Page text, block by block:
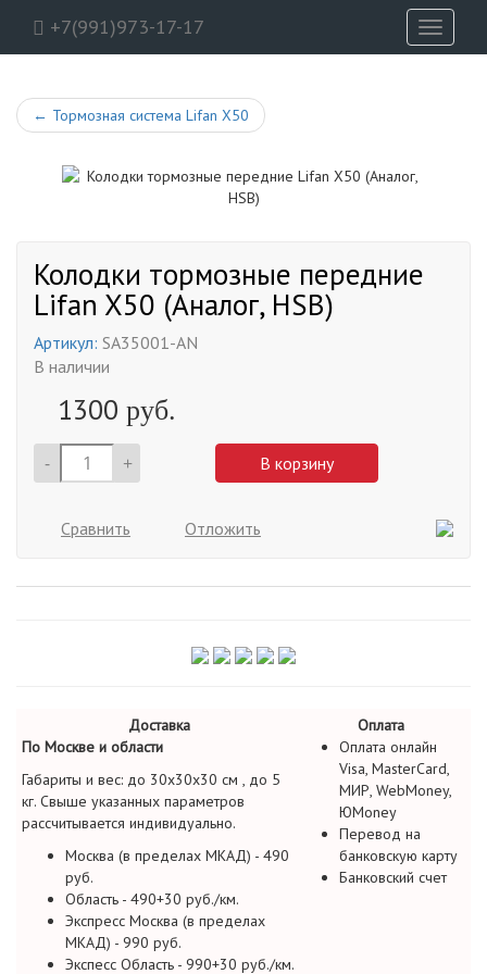
+7(991)973-17-17
Toggle
← Тормозная система Lifan X50
Колодки тормозные передние
Lifan X50 (Аналог, HSB)
Артикул: SA35001-AN
В наличии
1300 руб.
- + В корзину
Сравнить Отложить
Доставка
Оплата
По Москве и области
Габариты и вес: до 30х30х30 см , до 5
кг. Свыше указанных параметров
рассчитывается индивидуально.
Москва (в пределах МКАД) - 490
руб.
Область - 490+30 руб./км.
Экспресс Москва (в пределах
МКАД) - 990 руб.
Экспесс Область - 990+30 руб./км.
Оплата онлайн
Visa, MasterCard,
МИР, WebMoney,
ЮMoney
Перевод на
банковскую карту
Банковский счет